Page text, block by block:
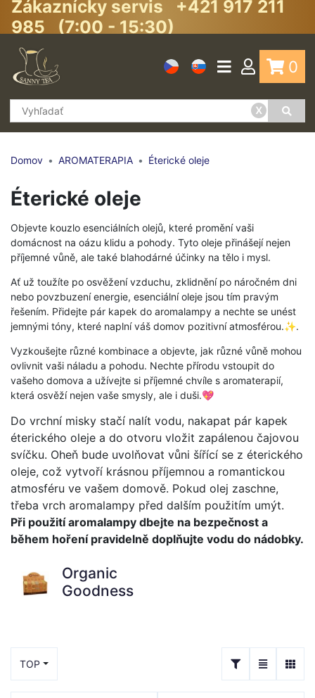
Zákaznícky servis +421 917 211
985 (7:00 - 15:30)
x
0
Domov AROMATERAPIA Éterické oleje
Éterické oleje
Objevte kouzlo esenciálních olejů, které promění vaši
domácnost na oázu klidu a pohody. Tyto oleje přinášejí nejen
příjemné vůně, ale také blahodárné účinky na tělo i mysl.
Ať už toužíte po osvěžení vzduchu, zklidnění po náročném dni
nebo povzbuzení energie, esenciální oleje jsou tím pravým
řešením. Přidejte pár kapek do aromalampy a nechte se unést
jemnými tóny, které naplní váš domov pozitivní atmosférou.✨.
Vyzkoušejte různé kombinace a objevte, jak různé vůně mohou
ovlivnit vaši náladu a pohodu. Nechte přírodu vstoupit do
vašeho domova a užívejte si příjemné chvíle s aromaterapií,
která osvěží nejen vaše smysly, ale i duši.💖
Do vrchní misky stačí nalít vodu, nakapat pár kapek
éterického oleje a do otvoru vložit zapálenou čajovou
svíčku. Oheň bude uvolňovat vůni šířící se z éterického
oleje, což vytvoří krásnou příjemnou a romantickou
atmosféru ve vašem domově. Pokud olej zaschne,
třeba vrch aromalampy před dalším použitím umýt.
Při použití aromalampy dbejte na bezpečnost a
během hoření pravidelně doplňujte vodu do nádobky.
Organic
Goodness
TOP